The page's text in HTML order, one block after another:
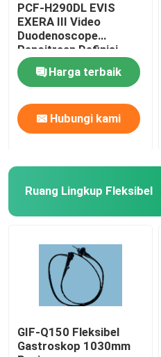
PCF-H290DL EVIS
EXERA III Video
Duodenoscope
Pencitraan Definisi
Tinggi Peningkatan
Warna LuasHarga terbaik
Hubungi kami
Ruang Lingkup Fleksibel
GIF-Q150 Fleksibel
Gastroskop 1030mm